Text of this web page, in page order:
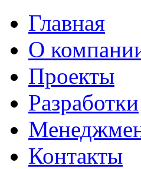
Главная
О
Проекты
Разработки
Контакты